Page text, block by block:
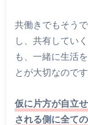
共働きでもそう
し、共有してい
も、一緒に生活
とが大切なのです
仮に片方が自立
される側に全て